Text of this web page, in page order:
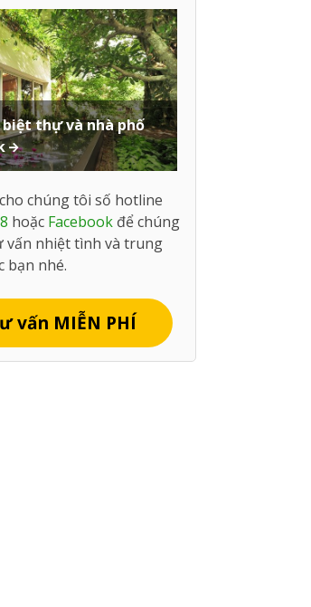
thự và nhà phố
chúng tôi số hotline
hoặc Facebook để chúng
vấn nhiệt tình và trung
bạn nhé.
vấn MIỄN PHÍ